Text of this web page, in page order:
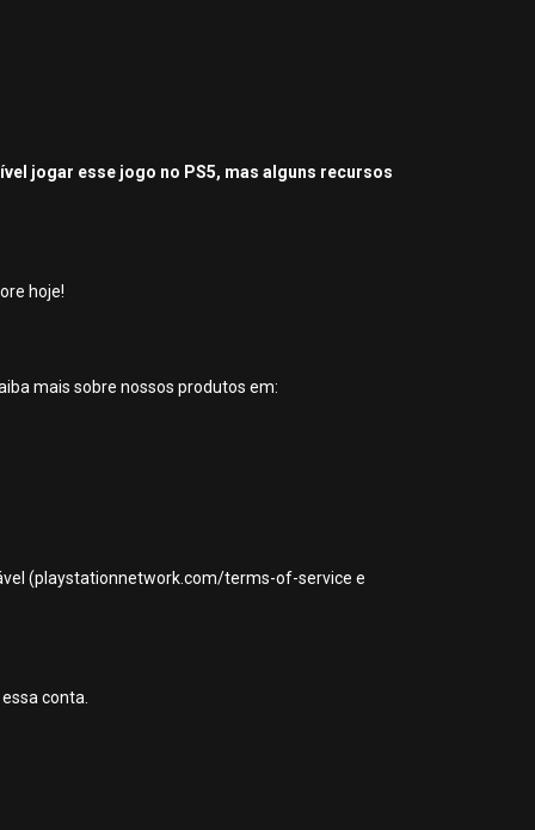
jogar esse jogo no PS5, mas alguns recursos
hoje!
mais sobre nossos produtos em:
(playstationnetwork.com/terms-of-service e
conta.